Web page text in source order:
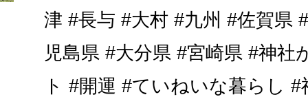
津 #長与 #大村 #九州 #佐賀県
児島県 #大分県 #宮崎県 #神社
ト #開運 #ていねいな暮らし